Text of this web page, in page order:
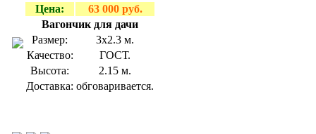
Цена:
63 000 руб.
Вагончик для дачи
Размер:
3х2.3 м.
Качество:
ГОСТ.
Высота:
2.15 м.
Доставка: обговаривается.